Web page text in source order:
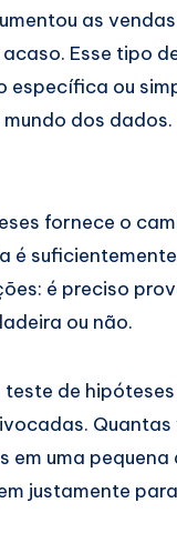
as
Esse tipo
específica ou
dos
fornece o
é
é preciso
ou não.
teste de
Quantas
uma
justamente